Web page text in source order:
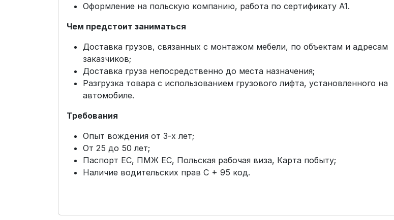
Оформление на польскую компанию, работа по сертификату А1.
Чем предстоит заниматься
Доставка грузов, связанных с монтажом мебели, по объектам и адресам
заказчиков;
Доставка груза непосредственно до места назначения;
Разгрузка товара с использованием грузового лифта, установленного на
автомобиле.
Требования
Опыт вождения от 3-х лет;
От 25 до 50 лет;
Паспорт ЕС, ПМЖ ЕС, Польская рабочая виза, Карта побыту;
Наличие водительских прав С + 95 код.